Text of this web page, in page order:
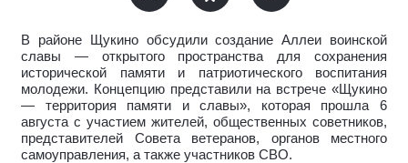
В районе Щукино обсудили создание Аллеи воинской
славы — открытого пространства для сохранения
исторической памяти и патриотического воспитания
молодежи. Концепцию представили на встрече «Щукино
— территория памяти и славы», которая прошла 6
августа с участием жителей, общественных советников,
представителей Совета ветеранов, органов местного
самоуправления, а также участников СВО.